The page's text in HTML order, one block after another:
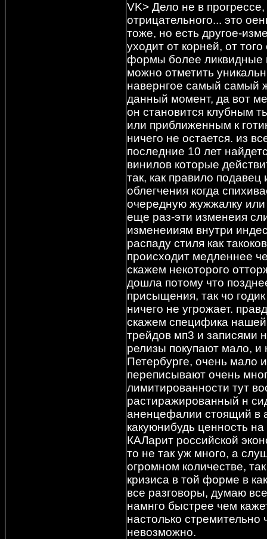
VK> Дело не в
отрицательного... это
тоже, но есть другое-
уходит от корней, от
формы более ликвидные
можно отметить
навернгое самый самый
данный момент, да вот
он становится клубным
или приближенным к
ничего не остается. из
последние 10 лет
винилов которые
так, как правило
облегчения когда
очередную жужжалку или
еще раз-эти изменеия
изменеииям внутри
распаду стиля как
происходит медленнее
скажем некоторого
дошла потому что
присыщения, так чо
ничего не угрожает.
скажем специфика нашей
трейдов мп3 и записями
релизы покупают мало, и
Петербурге, очень мало
переписывают очень
лимитированности тут
растиражированный н
аненцефалии стоящий в
какуюнибудь ценность
КАЛарит российской
то не так уж много, а
огромном количестве,
кризиса в той форме в
все разговоры, думаю
намнго быстрее чем
настолько стремительно
невозможно.